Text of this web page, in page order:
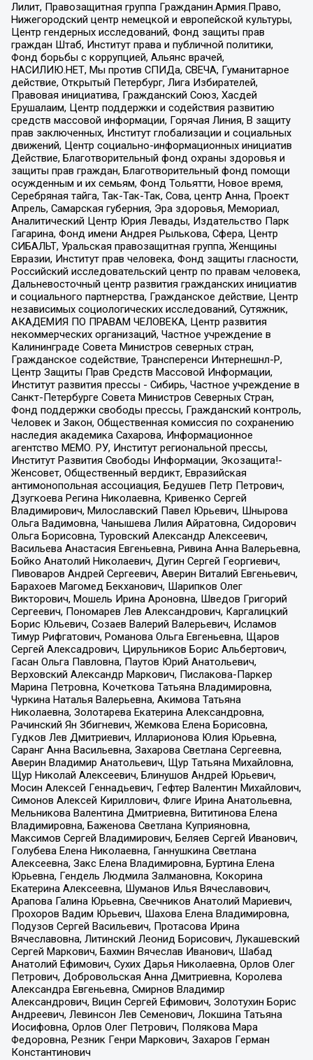
Лилит, Правозащитная группа Гражданин.Армия.Право,
Нижегородский центр немецкой и европейской культуры,
Центр гендерных исследований, Фонд защиты прав
граждан Штаб, Институт права и публичной политики,
Фонд борьбы с коррупцией, Альянс врачей,
НАСИЛИЮ.НЕТ, Мы против СПИДа, СВЕЧА, Гуманитарное
действие, Открытый Петербург, Лига Избирателей,
Правовая инициатива, Гражданский Союз, Хасдей
Ерушалаим, Центр поддержки и содействия развитию
средств массовой информации, Горячая Линия, В защиту
прав заключенных, Институт глобализации и социальных
движений, Центр социально-информационных инициатив
Действие, Благотворительный фонд охраны здоровья и
защиты прав граждан, Благотворительный фонд помощи
осужденным и их семьям, Фонд Тольятти, Новое время,
Серебряная тайга, Так-Так-Так, Сова, центр Анна, Проект
Апрель, Самарская губерния, Эра здоровья, Мемориал,
Аналитический Центр Юрия Левады, Издательство Парк
Гагарина, Фонд имени Андрея Рылькова, Сфера, Центр
СИБАЛЬТ, Уральская правозащитная группа, Женщины
Евразии, Институт прав человека, Фонд защиты гласности,
Российский исследовательский центр по правам человека,
Дальневосточный центр развития гражданских инициатив
и социального партнерства, Гражданское действие, Центр
независимых социологических исследований, Сутяжник,
АКАДЕМИЯ ПО ПРАВАМ ЧЕЛОВЕКА, Центр развития
некоммерческих организаций, Частное учреждение в
Калининграде Совета Министров северных стран,
Гражданское содействие, Трансперенси Интернешнл-Р,
Центр Защиты Прав Средств Массовой Информации,
Институт развития прессы - Сибирь, Частное учреждение в
Санкт-Петербурге Совета Министров Северных Стран,
Фонд поддержки свободы прессы, Гражданский контроль,
Человек и Закон, Общественная комиссия по сохранению
наследия академика Сахарова, Информационное
агентство МЕМО. РУ, Институт региональной прессы,
Институт Развития Свободы Информации, Экозащита!-
Женсовет, Общественный вердикт, Евразийская
антимонопольная ассоциация, Бедушев Петр Петрович,
Дзугкоева Регина Николаевна, Кривенко Сергей
Владимирович, Милославский Павел Юрьевич, Шнырова
Ольга Вадимовна, Чанышева Лилия Айратовна, Сидорович
Ольга Борисовна, Туровский Александр Алексеевич,
Васильева Анастасия Евгеньевна, Ривина Анна Валерьевна,
Бойко Анатолий Николаевич, Дугин Сергей Георгиевич,
Пивоваров Андрей Сергеевич, Аверин Виталий Евгеньевич,
Барахоев Магомед Бекханович, Шарипков Олег
Викторович, Мошель Ирина Ароновна, Шведов Григорий
Сергеевич, Пономарев Лев Александрович, Каргалицкий
Борис Юльевич, Созаев Валерий Валерьевич, Исламов
Тимур Рифгатович, Романова Ольга Евгеньевна, Щаров
Сергей Алексадрович, Цирульников Борис Альбертович,
Гасан Ольга Павловна, Паутов Юрий Анатольевич,
Верховский Александр Маркович, Пислакова-Паркер
Марина Петровна, Кочеткова Татьяна Владимировна,
Чуркина Наталья Валерьевна, Акимова Татьяна
Николаевна, Золотарева Екатерина Александровна,
Рачинский Ян Збигневич, Жемкова Елена Борисовна,
Гудков Лев Дмитриевич, Илларионова Юлия Юрьевна,
Саранг Анна Васильевна, Захарова Светлана Сергеевна,
Аверин Владимир Анатольевич, Щур Татьяна Михайловна,
Щур Николай Алексеевич, Блинушов Андрей Юрьевич,
Мосин Алексей Геннадьевич, Гефтер Валентин Михайлович,
Симонов Алексей Кириллович, Флиге Ирина Анатольевна,
Мельникова Валентина Дмитриевна, Вититинова Елена
Владимировна, Баженова Светлана Куприяновна,
Максимов Сергей Владимирович, Беляев Сергей Иванович,
Голубева Елена Николаевна, Ганнушкина Светлана
Алексеевна, Закс Елена Владимировна, Буртина Елена
Юрьевна, Гендель Людмила Залмановна, Кокорина
Екатерина Алексеевна, Шуманов Илья Вячеславович,
Арапова Галина Юрьевна, Свечников Анатолий Мариевич,
Прохоров Вадим Юрьевич, Шахова Елена Владимировна,
Подузов Сергей Васильевич, Протасова Ирина
Вячеславовна, Литинский Леонид Борисович, Лукашевский
Сергей Маркович, Бахмин Вячеслав Иванович, Шабад
Анатолий Ефимович, Сухих Дарья Николаевна, Орлов Олег
Петрович, Добровольская Анна Дмитриевна, Королева
Александра Евгеньевна, Смирнов Владимир
Александрович, Вицин Сергей Ефимович, Золотухин Борис
Андреевич, Левинсон Лев Семенович, Локшина Татьяна
Иосифовна, Орлов Олег Петрович, Полякова Мара
Федоровна, Резник Генри Маркович, Захаров Герман
Константинович